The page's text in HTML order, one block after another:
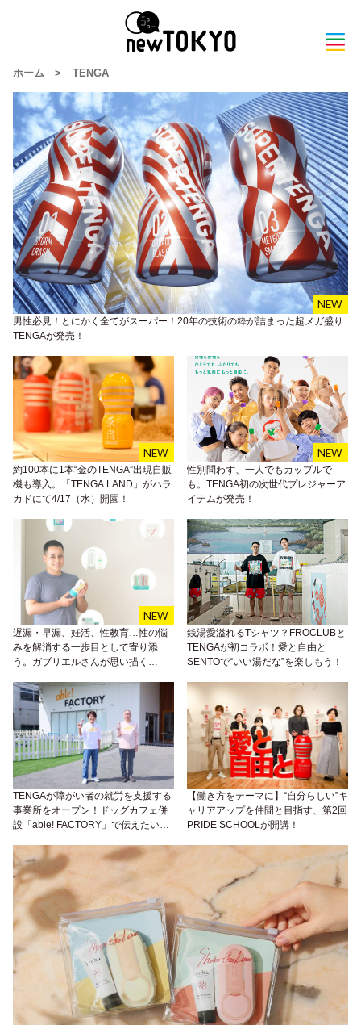
ホーム > TENGA
男性必見！とにかく全てがスーパー！20年の技術の粋が詰まった超メガ盛り
TENGAが発売！
約100本に1本“金のTENGA”出現自販
機も導入。「TENGA LAND」がハラ
カドにて4/17（水）開園！
性別問わず、一人でもカップルで
も。TENGA初の次世代プレジャーア
イテムが発売！
遅漏・早漏、妊活、性教育…性の悩
みを解消する一歩目として寄り添
う。ガブリエルさんが思い描く
は？
銭湯愛溢れるTシャツ？FROCLUBと
TENGAが初コラボ！愛と自由と
SENTOで“いい湯だな”を楽しもう！
TENGAが障がい者の就労を支援する
事業所をオープン！ドッグカフェ併
設「able! FACTORY」で伝えたいの
【働き方をテーマに】“自分らしい”キ
ャリアアップを仲間と目指す、第2回
PRIDE SCHOOLが開講！